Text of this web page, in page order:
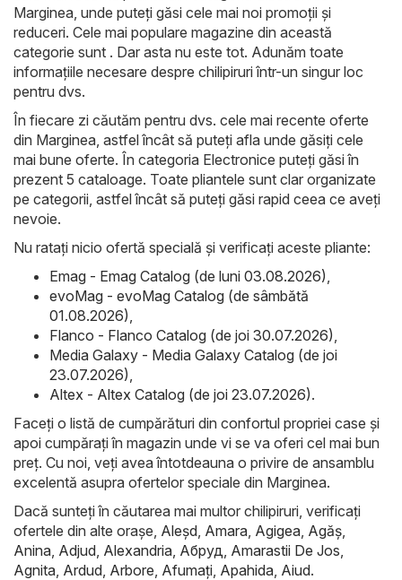
Marginea, unde puteți găsi cele mai noi promoții și
reduceri. Cele mai populare magazine din această
categorie sunt . Dar asta nu este tot. Adunăm toate
informațiile necesare despre chilipiruri într-un singur loc
pentru dvs.
În fiecare zi căutăm pentru dvs. cele mai recente oferte
din Marginea, astfel încât să puteți afla unde găsiți cele
mai bune oferte. În categoria Electronice puteți găsi în
prezent 5 cataloage. Toate pliantele sunt clar organizate
pe categorii, astfel încât să puteți găsi rapid ceea ce aveți
nevoie.
Nu ratați nicio ofertă specială și verificați aceste pliante:
Emag - Emag Catalog (de luni 03.08.2026)
evoMag - evoMag Catalog (de sâmbătă
01.08.2026)
Flanco - Flanco Catalog (de joi 30.07.2026)
Media Galaxy - Media Galaxy Catalog (de joi
23.07.2026)
Altex - Altex Catalog (de joi 23.07.2026).
Faceți o listă de cumpărături din confortul propriei case și
apoi cumpărați în magazin unde vi se va oferi cel mai bun
preț. Cu noi, veți avea întotdeauna o privire de ansamblu
excelentă asupra ofertelor speciale din Marginea.
Dacă sunteți în căutarea mai multor chilipiruri, verificați
ofertele din alte orașe, Aleşd Amara Agigea Agăş
Anina Adjud Alexandria Абруд Amarastii De Jos
Agnita Ardud Arbore Afumaţi Apahida Aiud.